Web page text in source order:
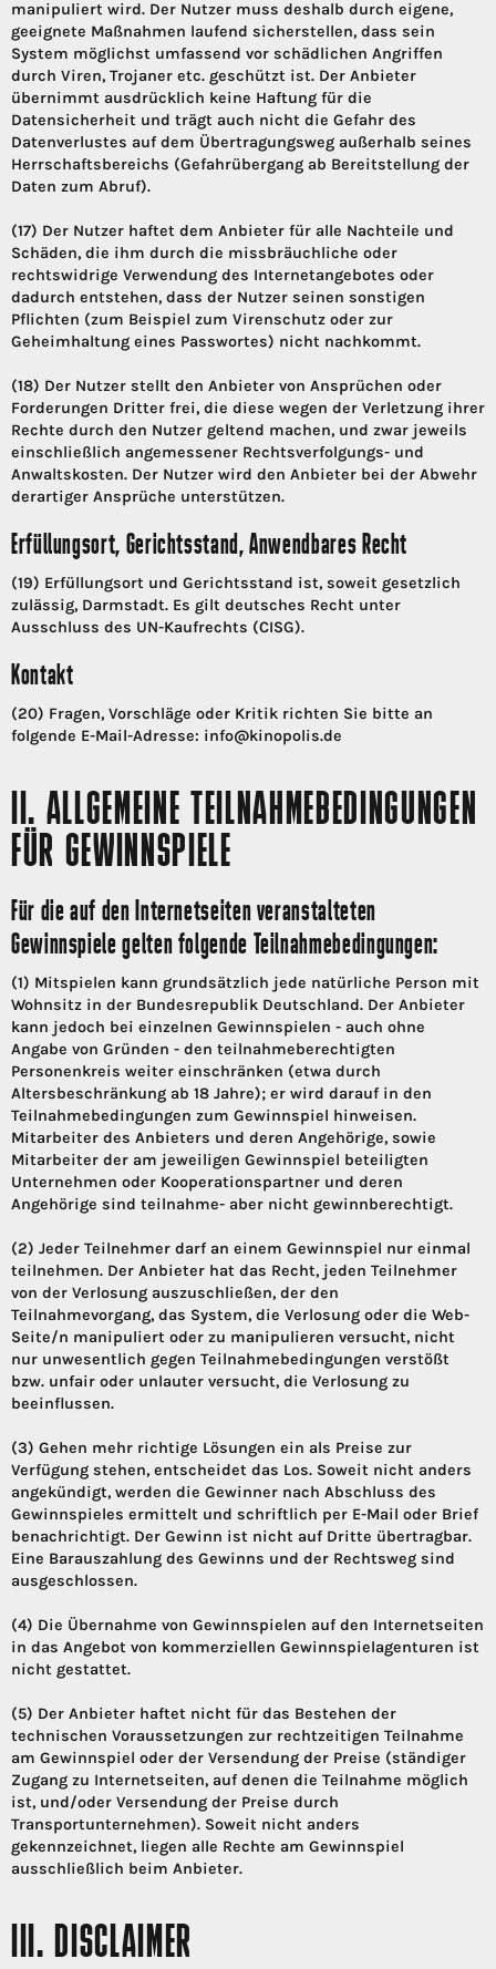
manipuliert wird. Der Nutzer muss deshalb durch eigene,
geeignete Maßnahmen laufend sicherstellen, dass sein
System möglichst umfassend vor schädlichen Angriffen
durch Viren, Trojaner etc. geschützt ist. Der Anbieter
übernimmt ausdrücklich keine Haftung für die
Datensicherheit und trägt auch nicht die Gefahr des
Datenverlustes auf dem Übertragungsweg außerhalb seines
Herrschaftsbereichs (Gefahrübergang ab Bereitstellung der
Daten zum Abruf).
(17) Der Nutzer haftet dem Anbieter für alle Nachteile und
Schäden, die ihm durch die missbräuchliche oder
rechtswidrige Verwendung des Internetangebotes oder
dadurch entstehen, dass der Nutzer seinen sonstigen
Pflichten (zum Beispiel zum Virenschutz oder zur
Geheimhaltung eines Passwortes) nicht nachkommt.
(18) Der Nutzer stellt den Anbieter von Ansprüchen oder
Forderungen Dritter frei, die diese wegen der Verletzung ihrer
Rechte durch den Nutzer geltend machen, und zwar jeweils
einschließlich angemessener Rechtsverfolgungs- und
Anwaltskosten. Der Nutzer wird den Anbieter bei der Abwehr
derartiger Ansprüche unterstützen.
Erfüllungsort, Gerichtsstand, Anwendbares Recht
(19) Erfüllungsort und Gerichtsstand ist, soweit gesetzlich
zulässig, Darmstadt. Es gilt deutsches Recht unter
Ausschluss des UN-Kaufrechts (CISG).
Kontakt
(20) Fragen, Vorschläge oder Kritik richten Sie bitte an
folgende E-Mail-Adresse: info@kinopolis.de
II. ALLGEMEINE TEILNAHMEBEDINGUNGEN
FÜR GEWINNSPIELE
Für die auf den Internetseiten veranstalteten
Gewinnspiele gelten folgende Teilnahmebedingungen:
(1) Mitspielen kann grundsätzlich jede natürliche Person mit
Wohnsitz in der Bundesrepublik Deutschland. Der Anbieter
kann jedoch bei einzelnen Gewinnspielen - auch ohne
Angabe von Gründen - den teilnahmeberechtigten
Personenkreis weiter einschränken (etwa durch
Altersbeschränkung ab 18 Jahre); er wird darauf in den
Teilnahmebedingungen zum Gewinnspiel hinweisen.
Mitarbeiter des Anbieters und deren Angehörige, sowie
Mitarbeiter der am jeweiligen Gewinnspiel beteiligten
Unternehmen oder Kooperationspartner und deren
Angehörige sind teilnahme- aber nicht gewinnberechtigt.
(2) Jeder Teilnehmer darf an einem Gewinnspiel nur einmal
teilnehmen. Der Anbieter hat das Recht, jeden Teilnehmer
von der Verlosung auszuschließen, der den
Teilnahmevorgang, das System, die Verlosung oder die Web-
Seite/n manipuliert oder zu manipulieren versucht, nicht
nur unwesentlich gegen Teilnahmebedingungen verstößt
bzw. unfair oder unlauter versucht, die Verlosung zu
beeinflussen.
(3) Gehen mehr richtige Lösungen ein als Preise zur
Verfügung stehen, entscheidet das Los. Soweit nicht anders
angekündigt, werden die Gewinner nach Abschluss des
Gewinnspieles ermittelt und schriftlich per E-Mail oder Brief
benachrichtigt. Der Gewinn ist nicht auf Dritte übertragbar.
Eine Barauszahlung des Gewinns und der Rechtsweg sind
ausgeschlossen.
(4) Die Übernahme von Gewinnspielen auf den Internetseiten
in das Angebot von kommerziellen Gewinnspielagenturen ist
nicht gestattet.
(5) Der Anbieter haftet nicht für das Bestehen der
technischen Voraussetzungen zur rechtzeitigen Teilnahme
am Gewinnspiel oder der Versendung der Preise (ständiger
Zugang zu Internetseiten, auf denen die Teilnahme möglich
ist, und/oder Versendung der Preise durch
Transportunternehmen). Soweit nicht anders
gekennzeichnet, liegen alle Rechte am Gewinnspiel
ausschließlich beim Anbieter.
III. DISCLAIMER